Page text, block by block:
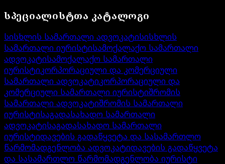
სპეციალისტთა კატალოგი
სისხლის სამართალი ადვოკატისისხლის
სამართალი იურისტისამოქალაქო სამართალი
ადვოკატისამოქალაქო სამართალი
იურისტიკორპორაციული და კომერციული
სამართალი ადვოკატიკორპორაციული და
კომერციული სამართალი იურისტიშრომის
სამართალი ადვოკატიშრომის სამართალი
იურისტისაგადასახადო სამართალი
ადვოკატისაგადასახადო სამართალი
იურისტიდავების გადაწყვეტა და სასამართლო
წარმომადგენლობა ადვოკატიდავების გადაწყვეტა
და სასამართლო წარმომადგენლობა იურისტი